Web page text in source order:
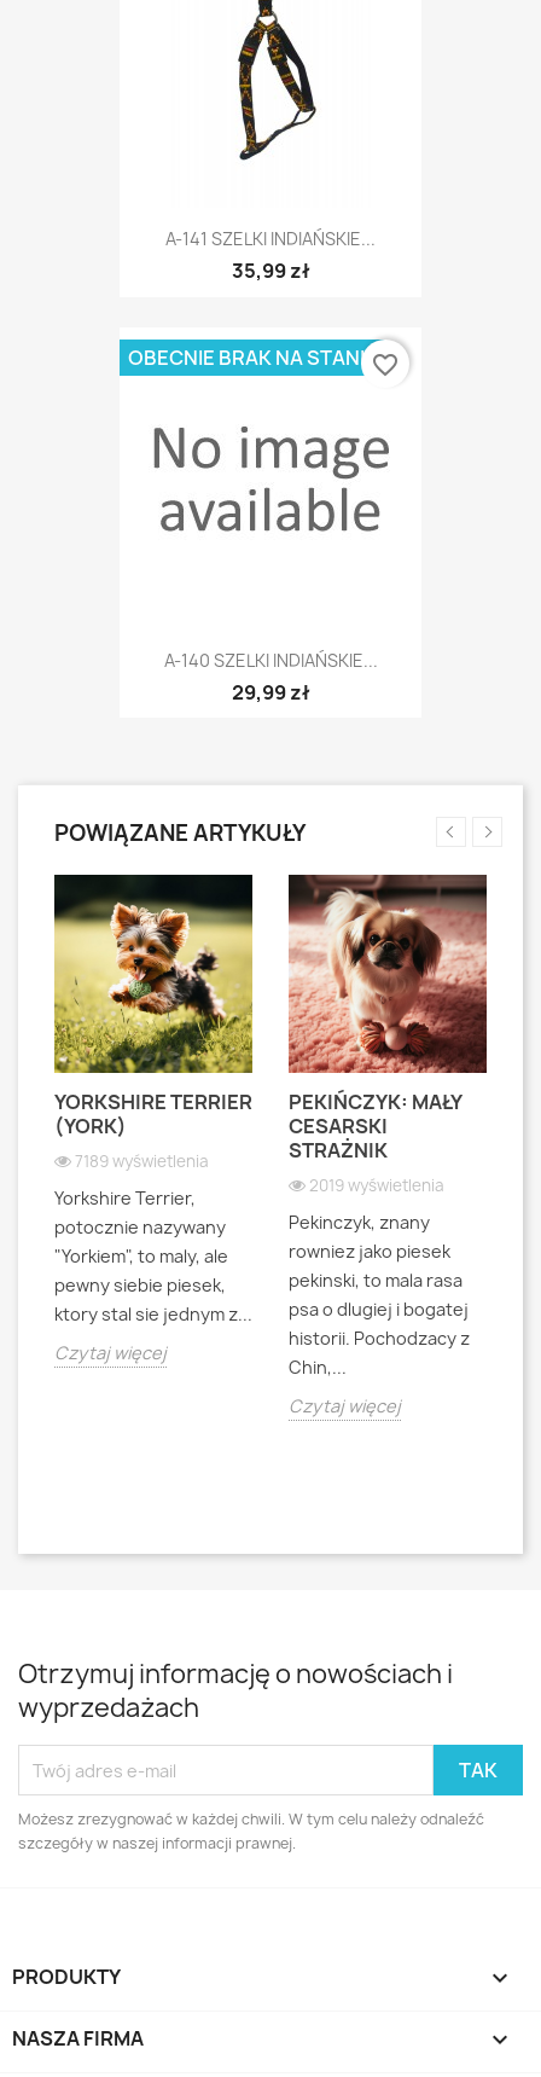
A-141 SZELKI INDIAŃSKIE...
35,99 zł
A-140 SZELKI INDIAŃSKIE...
29,99 zł
OBECNIE BRAK NA STANIEfavorite_border
POWIĄZANE ARTYKUŁY
YORKSHIRE TERRIER
(YORK)
7189 wyświetlenia
Yorkshire Terrier,
potocznie nazywany
"Yorkiem", to maly, ale
pewny siebie piesek,
ktory stal sie jednym z...
Czytaj więcej
PEKIŃCZYK: MAŁY
CESARSKI
STRAŻNIK
2019 wyświetlenia
Pekinczyk, znany
rowniez jako piesek
pekinski, to mala rasa
psa o dlugiej i bogatej
historii. Pochodzacy z
Chin,...
Czytaj więcej
Otrzymuj informację o nowościach i
wyprzedażach
Możesz zrezygnować w każdej chwili. W tym celu należy odnaleźć
szczegóły w naszej informacji prawnej.
PRODUKTY 
NASZA FIRMA 